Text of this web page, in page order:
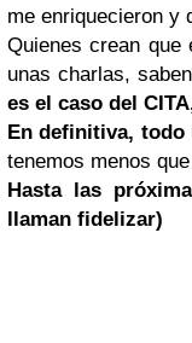
me enriquecieron y
Quienes crean
unas charlas,
es el caso del
En definitiva, todo
tenemos menos
Hasta las
llaman fidelizar)